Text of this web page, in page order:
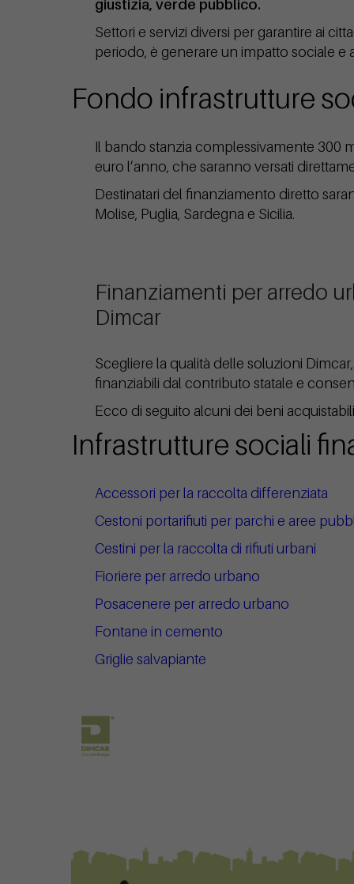
giustizia, verde pubblico.
Settori e servizi diversi per garantire ai
periodo, è generare un impatto sociale
Fondo infrastrutture
Il bando stanzia complessivamente 300
euro l’anno, che saranno versati
Destinatari del finanziamento diretto
Molise, Puglia, Sardegna e Sicilia.
Finanziamenti per arredo
Dimcar
Scegliere la qualità delle soluzioni
finanziabili dal contributo statale e
Ecco di seguito alcuni dei beni
Infrastrutture sociali
Accessori per la raccolta differenziata
Cestoni portarifiuti per parchi e aree
Cestini per la raccolta di rifiuti urbani
Fioriere per arredo urbano
Posacenere per arredo urbano
Fontane in cemento
Griglie salvapiante